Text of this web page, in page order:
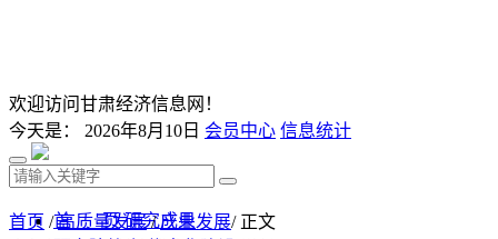
欢迎访问甘肃经济信息网！
今天是： 2026年8月10日 会员中心 信息统计
首 页 研究成果
首页 /高质量发展/产业发展/ 正文